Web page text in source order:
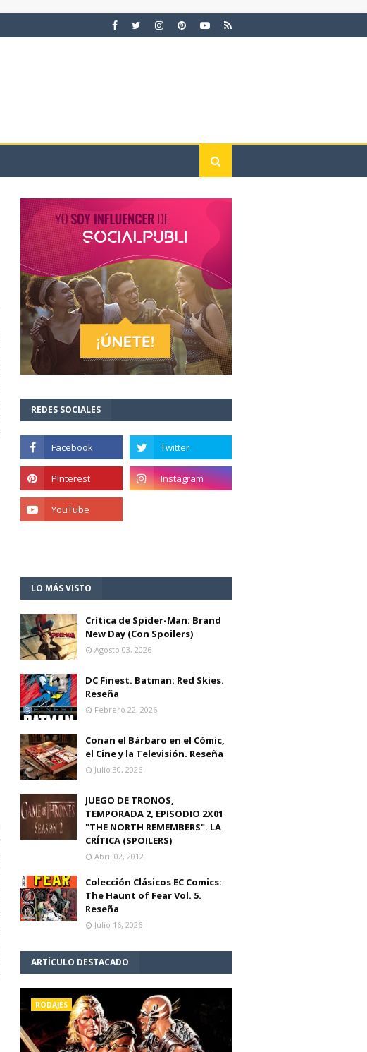
REDES SOCIALES
LO MÁS VISTO
Crítica de Spider-Man: Brand
New Day (Con Spoilers)
Agosto 03, 2026
DC Finest. Batman: Red Skies.
Reseña
Febrero 22, 2026
Conan el Bárbaro en el Cómic,
el Cine y la Televisión. Reseña
Julio 30, 2026
JUEGO DE TRONOS,
TEMPORADA 2, EPISODIO 2X01
"THE NORTH REMEMBERS". LA
CRÍTICA (SPOILERS)
Abril 02, 2012
Colección Clásicos EC Comics:
The Haunt of Fear Vol. 5.
Reseña
Julio 16, 2026
ARTÍCULO DESTACADO
RODAJES